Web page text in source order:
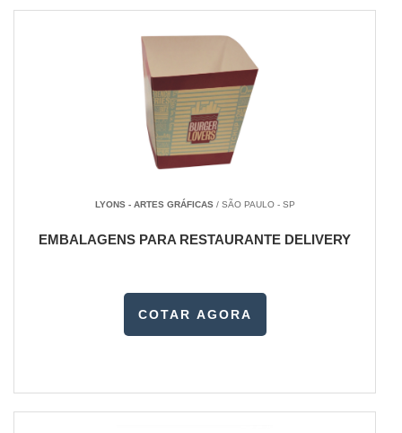
LYONS - ARTES GRÁFICAS/ SÃO PAULO - SP
EMBALAGENS PARA RESTAURANTE DELIVERY
COTAR AGORA